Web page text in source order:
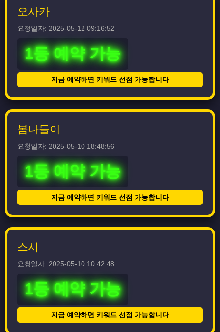
오사카
요청일자: 2025-05-12 09:16:52
1등 예약 가능
지금 예약하면 키워드 선점 가능합니다
봄나들이
요청일자: 2025-05-10 18:48:56
1등 예약 가능
지금 예약하면 키워드 선점 가능합니다
스시
요청일자: 2025-05-10 10:42:48
1등 예약 가능
지금 예약하면 키워드 선점 가능합니다